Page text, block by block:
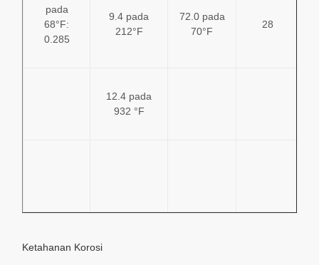
pada
68°F:
0.285
9.4 pada
212°F
72.0 pada
70°F
28
12.4 pada
932 °F
Ketahanan Korosi